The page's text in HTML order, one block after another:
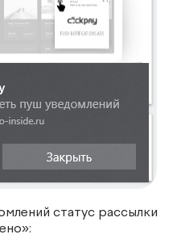
статус рассылки